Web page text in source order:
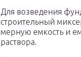
Для возведения
строительный
мерную емкость и
раствора.